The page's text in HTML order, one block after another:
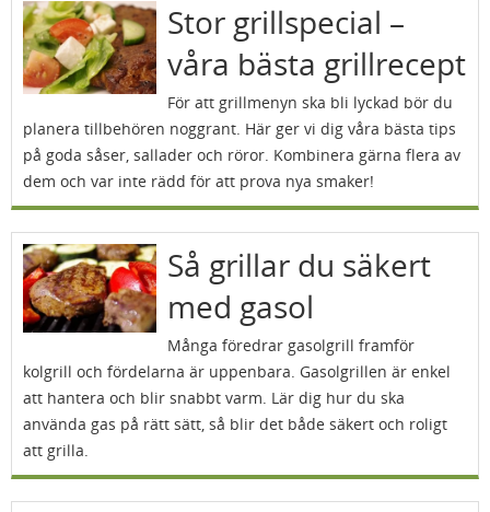
Stor grillspecial –
våra bästa grillrecept
För att grillmenyn ska bli lyckad bör du
planera tillbehören noggrant. Här ger vi dig våra bästa tips
på goda såser, sallader och röror. Kombinera gärna flera av
dem och var inte rädd för att prova nya smaker!
Så grillar du säkert
med gasol
Många föredrar gasolgrill framför
kolgrill och fördelarna är uppenbara. Gasolgrillen är enkel
att hantera och blir snabbt varm. Lär dig hur du ska
använda gas på rätt sätt, så blir det både säkert och roligt
att grilla.